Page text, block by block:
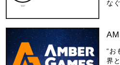
な
“お
界